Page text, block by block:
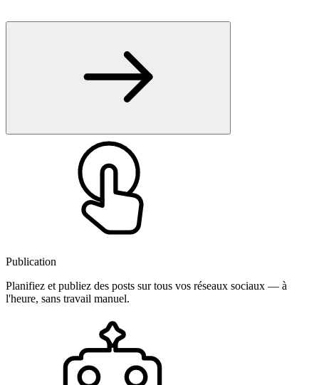
Publication
Planifiez et publiez des posts sur tous vos réseaux sociaux — à
l'heure, sans travail manuel.